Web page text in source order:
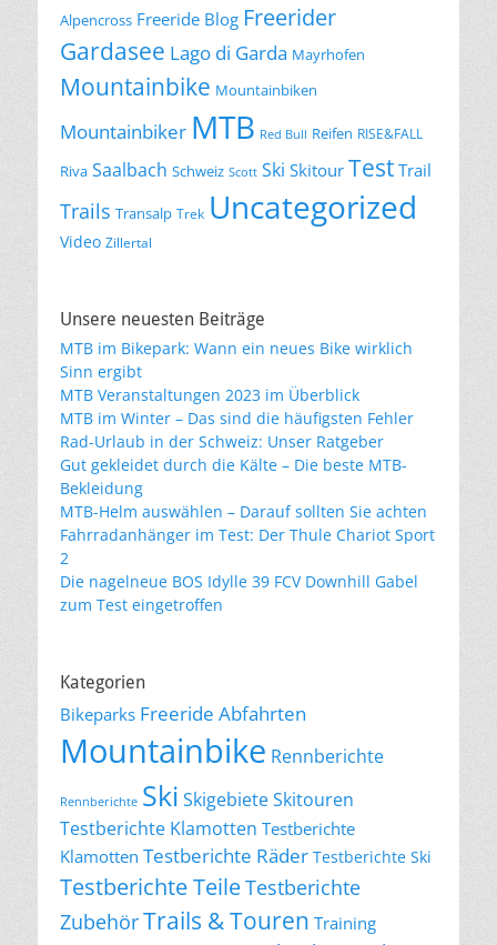
Alpencross Freeride Blog Freerider
Gardasee Lago di Garda Mayrhofen
Mountainbike Mountainbiken
Mountainbiker MTB Red Bull Reifen RISE&FALL
Riva Saalbach Schweiz Scott Ski Skitour Test Trail
Trails Transalp Trek Uncategorized
Video Zillertal
Unsere neuesten Beiträge
MTB im Bikepark: Wann ein neues Bike wirklich
Sinn ergibt
MTB Veranstaltungen 2023 im Überblick
MTB im Winter – Das sind die häufigsten Fehler
Rad-Urlaub in der Schweiz: Unser Ratgeber
Gut gekleidet durch die Kälte – Die beste MTB-
Bekleidung
MTB-Helm auswählen – Darauf sollten Sie achten
Fahrradanhänger im Test: Der Thule Chariot Sport
2
Die nagelneue BOS Idylle 39 FCV Downhill Gabel
zum Test eingetroffen
Kategorien
Bikeparks Freeride Abfahrten
Mountainbike Rennberichte
Rennberichte Ski SkigebieteSkitouren
Testberichte Klamotten Testberichte
Klamotten Testberichte Räder Testberichte Ski
Testberichte TeileTestberichte
ZubehörTrails & Touren Training